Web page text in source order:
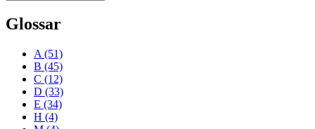
Glossar
A (51)
B (45)
C (12)
D (33)
E (34)
H (4)